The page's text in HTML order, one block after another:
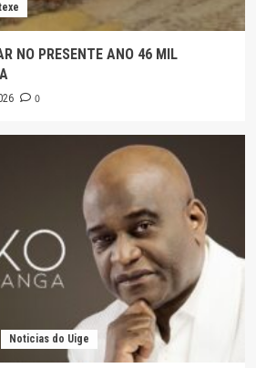
NO PRESENTE ANO 46 MIL
0
Noticias do Uige